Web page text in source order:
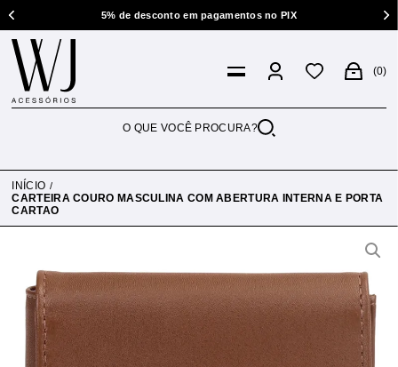
5% de desconto em pagamentos no PIX
0
INÍCIO
CARTEIRA COURO MASCULINA COM ABERTURA INTERNA E PORTA
CARTAO